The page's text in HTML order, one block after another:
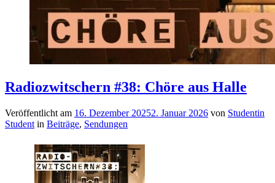
Radiozwitschern #38: Chöre aus Halle
Veröffentlicht am 16. Dezember 20252. Januar 2026 von Studentin
Student in Beiträge, Sendungen